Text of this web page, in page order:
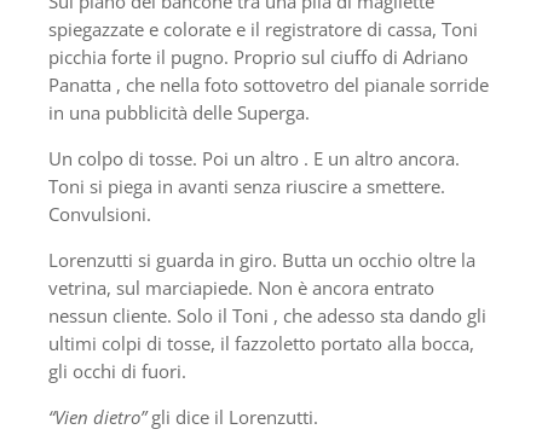
spiegazzate e colorate e il registratore di cassa, Toni
picchia forte il pugno. Proprio sul ciuffo di Adriano
Panatta , che nella foto sottovetro del pianale sorride
in una pubblicità delle Superga.
Un colpo di tosse. Poi un altro . E un altro ancora.
Toni si piega in avanti senza riuscire a smettere.
Convulsioni.
Lorenzutti si guarda in giro. Butta un occhio oltre la
vetrina, sul marciapiede. Non è ancora entrato
nessun cliente. Solo il Toni , che adesso sta dando gli
ultimi colpi di tosse, il fazzoletto portato alla bocca,
gli occhi di fuori.
“Vien dietro”gli dice il Lorenzutti.